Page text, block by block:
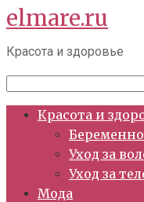
Перейти
к
контенту
elmare.ru
Красота и здоровье
Красота и
Уход за
Уход за
Мода